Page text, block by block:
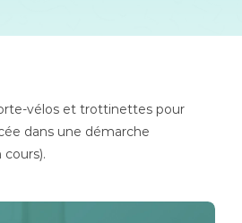
vélos et trottinettes pour
dans une démarche